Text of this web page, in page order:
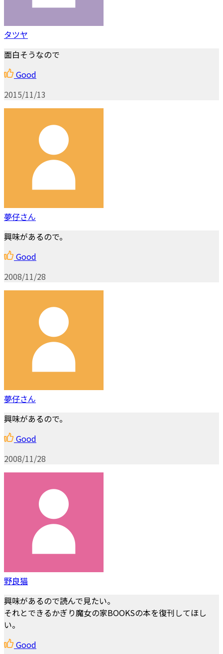
タツヤ
面白そうなので
Good
2015/11/13
夢仔さん
興味があるので。
Good
2008/11/28
夢仔さん
興味があるので。
Good
2008/11/28
野良猫
興味があるので読んで見たい。
それとできるかぎり魔女の家BOOKSの本を復刊してほし
い。
Good